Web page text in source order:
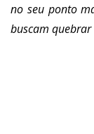
no seu ponto
buscam quebrar